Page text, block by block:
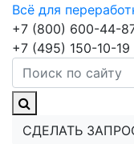
Всё для
+7 (800) 600-44-
+7 (495) 150-10-19
СДЕЛАТЬ